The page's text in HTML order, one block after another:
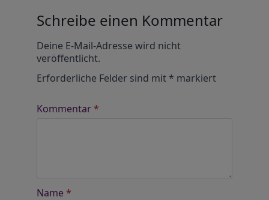
Schreibe einen Kommentar
Deine E-Mail-Adresse wird nicht
veröffentlicht.
Erforderliche Felder sind mit* markiert
Kommentar*
Name *